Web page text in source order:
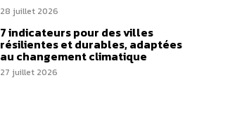
28 juillet 2026
7 indicateurs pour des villes
résilientes et durables, adaptées
au changement climatique
27 juillet 2026